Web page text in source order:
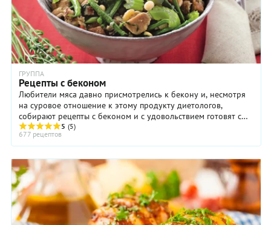
ГРУППА
Рецепты с беконом
Любители мяса давно присмотрелись к бекону и, несмотря
на суровое отношение к этому продукту диетологов,
собирают рецепты с беконом и с удовольствием готовят с
5 (5)
677 рецептов